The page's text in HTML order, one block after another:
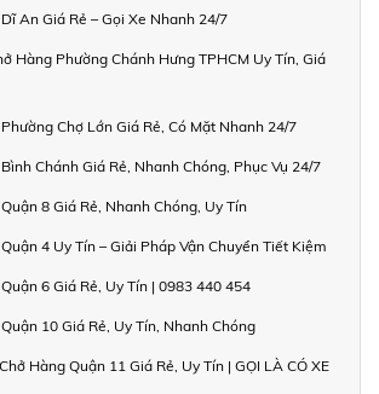
An Giá Rẻ – Gọi Xe Nhanh 24/7
Hàng Phường Chánh Hưng TPHCM Uy Tín, Giá
Chợ Lớn Giá Rẻ, Có Mặt Nhanh 24/7
Chánh Giá Rẻ, Nhanh Chóng, Phục Vụ 24/7
8 Giá Rẻ, Nhanh Chóng, Uy Tín
4 Uy Tín – Giải Pháp Vận Chuyển Tiết Kiệm
6 Giá Rẻ, Uy Tín | 0983 440 454
10 Giá Rẻ, Uy Tín, Nhanh Chóng
Hàng Quận 11 Giá Rẻ, Uy Tín | GỌI LÀ CÓ XE